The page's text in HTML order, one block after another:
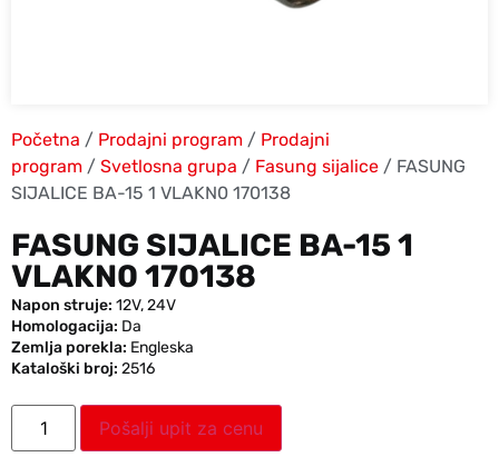
Početna / Prodajni program / Prodajni
program / Svetlosna grupa / Fasung sijalice / FASUNG
SIJALICE BA-15 1 VLAKN0 170138
FASUNG SIJALICE BA-15 1
VLAKN0 170138
Napon struje: 12V,24V
Homologacija: Da
Zemlja porekla: Engleska
Kataloški broj: 2516
Pošalji upit za cenu